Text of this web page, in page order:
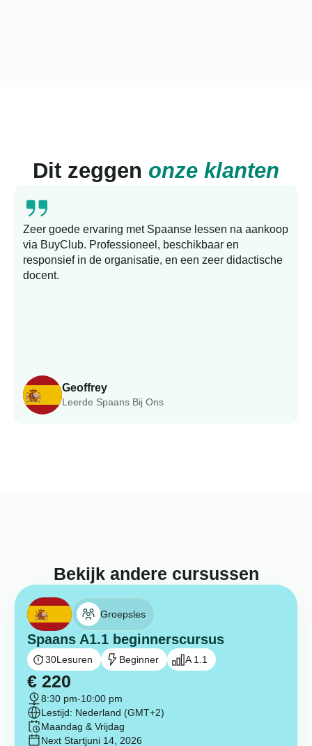
Dit zeggen onze klanten
Geoffrey
Leerde Spaans Bij Ons
Zeer goede ervaring met Spaanse lessen na aankoop
via BuyClub. Professioneel, beschikbaar en
responsief in de organisatie, en een zeer didactische
docent.
Bekijk andere cursussen
Groepsles
Spaans A1.1 beginnerscursus
30Lesuren Beginner A 1.1
€ 220
8:30 pm-10:00 pm
Lestijd: Nederland (GMT+2)
Maandag & Vrijdag
Next Startjuni 14, 2026